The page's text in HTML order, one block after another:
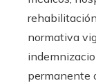
normativa
permanente